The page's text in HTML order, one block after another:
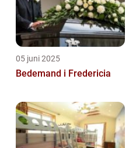
05 juni 2025
Bedemand i Fredericia